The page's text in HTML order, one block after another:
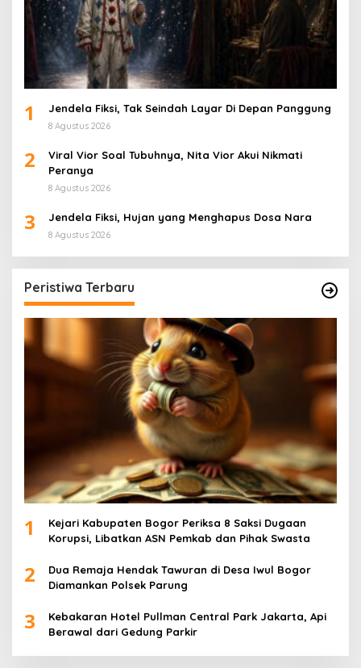
1 Jendela Fiksi, Tak Seindah Layar Di Depan Panggung
8 Agustus 2026
2
Viral Vior Soal Tubuhnya, Nita Vior Akui Nikmati
Peranya
8 Agustus 2026
3 Jendela Fiksi, Hujan yang Menghapus Dosa Nara
8 Agustus 2026
Peristiwa Terbaru
1
Kejari Kabupaten Bogor Periksa 8 Saksi Dugaan
Korupsi, Libatkan ASN Pemkab dan Pihak Swasta
2
Dua Remaja Hendak Tawuran di Desa Iwul Bogor
Diamankan Polsek Parung
3
Kebakaran Hotel Pullman Central Park Jakarta, Api
Berawal dari Gedung Parkir